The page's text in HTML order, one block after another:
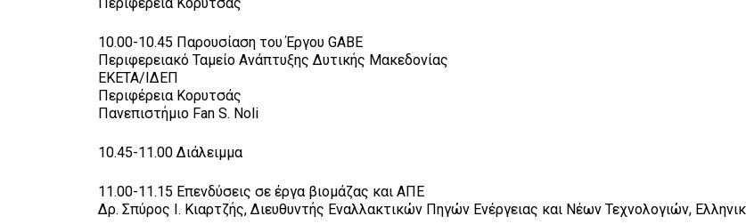
10.00-10.45 Παρουσίαση του Έργου GABE
Περιφερειακό Ταμείο Ανάπτυξης Δυτικής Μακεδονίας
ΕΚΕΤΑ/ΙΔΕΠ
Περιφέρεια Κορυτσάς
Πανεπιστήμιο Fan S. Noli
10.45-11.00 Διάλειμμα
11.00-11.15 Επενδύσεις σε έργα βιομάζας και ΑΠΕ
Δρ. Σπύρος I. Κιαρτζής, Διευθυντής Εναλλακτικών Πηγών Ενέργειας και Νέων Τεχνολογιών,